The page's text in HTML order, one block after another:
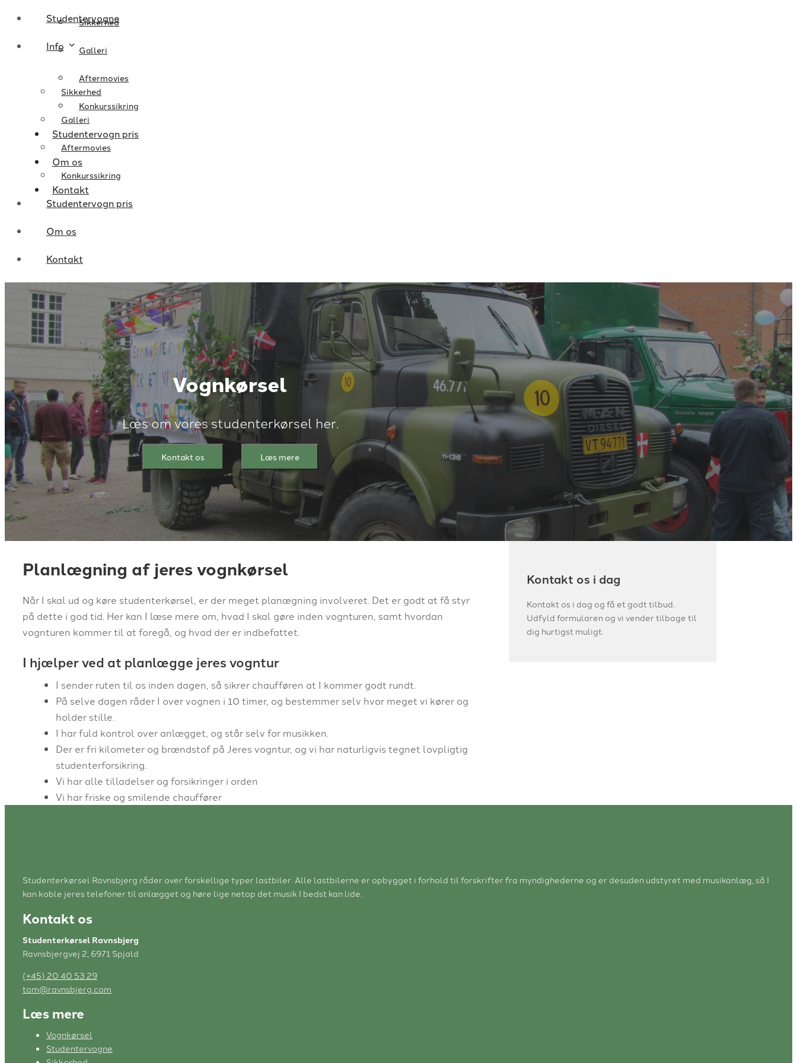
Sikkerhed
Galleri
Aftermovies
Konkurssikring
Studentervogn pris
Om os
Kontakt
Studentervogne
Info
Sikkerhed
Galleri
Aftermovies
Konkurssikring
Studentervogn pris
Om os
Kontakt
Vognkørsel
Læs om vores studenterkørsel her.
Kontakt os Læs mere
Planlægning af jeres vognkørsel
Når I skal ud og køre studenterkørsel, er der meget planægning involveret. Det er godt at få styr
på dette i god tid. Her kan I læse mere om, hvad I skal gøre inden vognturen, samt hvordan
vognturen kommer til at foregå, og hvad der er indbefattet.
I hjælper ved at planlægge jeres vogntur
I sender ruten til os inden dagen, så sikrer chaufføren at I kommer godt rundt.
På selve dagen råder I over vognen i 10 timer, og bestemmer selv hvor meget vi kører og
holder stille.
I har fuld kontrol over anlægget, og står selv for musikken.
Der er fri kilometer og brændstof på Jeres vogntur, og vi har naturligvis tegnet lovpligtig
studenterforsikring.
Vi har alle tilladelser og forsikringer i orden
Vi har friske og smilende chauffører
Kontakt os i dag
Kontakt os i dag og få et godt tilbud.
Udfyld formularen og vi vender tilbage til
dig hurtigst muligt.
Studenterkørsel Ravnsbjerg råder over forskellige typer lastbiler. Alle lastbilerne er opbygget i forhold til forskrifter fra myndighederne og er desuden udstyret med musikanlæg, så I
kan koble jeres telefoner til anlægget og høre lige netop det musik I bedst kan lide.
Kontakt os
Studenterkørsel Ravnsbjerg
Ravnsbjergvej 2, 6971 Spjald
(+45) 20 40 53 29
tom@ravnsbjerg.com
Læs mere
Vognkørsel
Studentervogne